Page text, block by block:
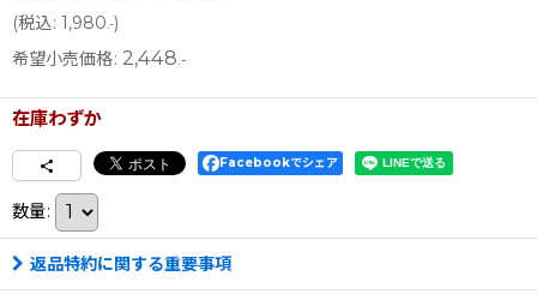
(税込: 1,980.-)
希望小売価格: 2,448 .-
在庫わずか
Facebookでシェア
数量:
返品特約に関する重要事項